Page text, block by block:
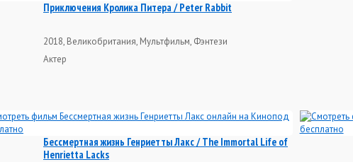
Приключения Кролика Питера / Peter Rabbit
2018, Великобритания, Мультфильм, Фэнтези
Актер
Бессмертная жизнь Генриетты Лакс / The Immortal Life of
Henrietta Lacks